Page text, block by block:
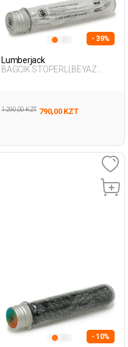
- 39%
Lumberjack
BAGCIK STOPERLI,BEYAZ
1 290,00 KZT 790,00 KZT
- 10%